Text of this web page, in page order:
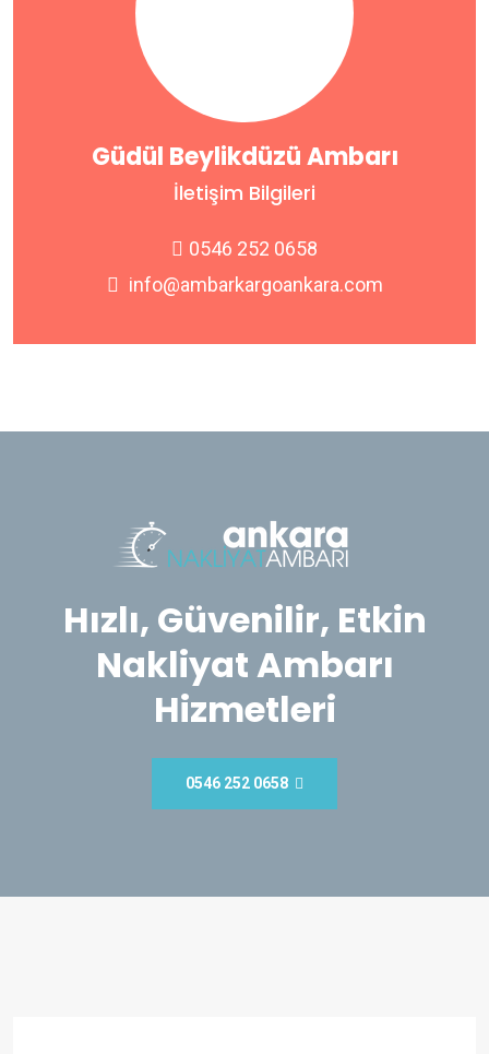
Güdül Beylikdüzü Ambarı
İletişim Bilgileri
0546 252 0658
info@ambarkargoankara.com
Hızlı, Güvenilir, Etkin
Nakliyat Ambarı
Hizmetleri
0546 252 0658